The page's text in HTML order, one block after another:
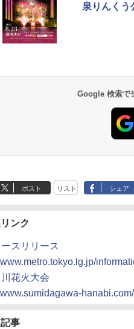
10,450円～
7,950円～
泉りんくう
Google 検索で
ポスト リスト シェア
ンク
スリリース
花火大会
hanabi.com/
事